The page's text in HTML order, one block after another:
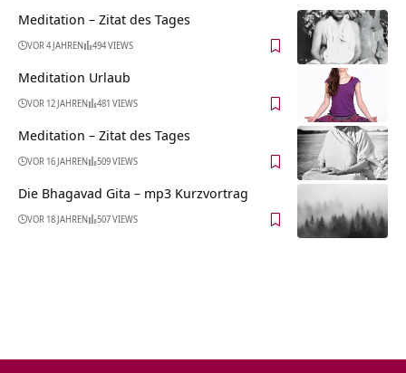
Meditation – Zitat des Tages
VOR 4 JAHREN 494 VIEWS
Meditation Urlaub
VOR 12 JAHREN 481 VIEWS
Meditation – Zitat des Tages
VOR 16 JAHREN 509 VIEWS
Die Bhagavad Gita – mp3 Kurzvortrag
VOR 18 JAHREN 507 VIEWS